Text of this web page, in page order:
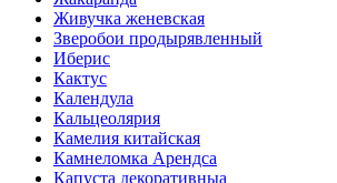
Живучка женевская
Зверобои продырявленный
Иберис
Кактус
Календула
Кальцеолярия
Камелия китайская
Камнеломка Арендса
Капуста декоративныа